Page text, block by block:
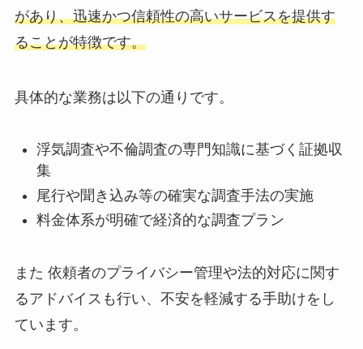
があり、迅速かつ信頼性の高いサービスを提供す
ることが特徴です。
具体的な業務は以下の通りです。
浮気調査や不倫調査の専門知識に基づく証拠収
集
尾行や聞き込み等の確実な調査手法の実施
料金体系が明確で経済的な調査プラン
また 依頼者のプライバシー管理や法的対応に関す
るアドバイスも行い、不安を軽減する手助けをし
ています。